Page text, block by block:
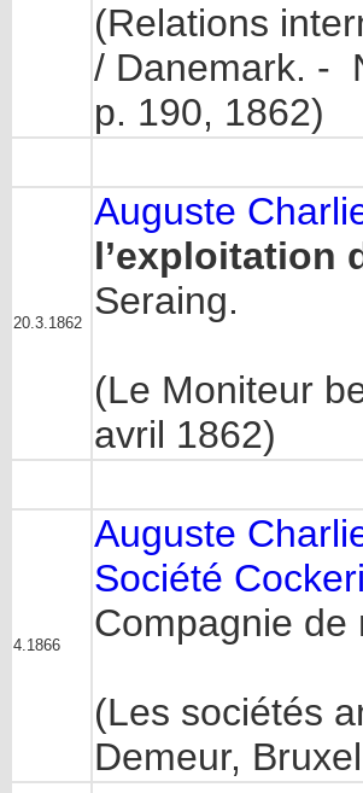
(Relations
/ Danemark. -
p. 190, 1862)
20.3.1862
Auguste
l’exploitation
Seraing.
(Le Moniteur
avril 1862)
4.1866
Auguste
Société
Compagnie de
(Les sociétés
Demeur,